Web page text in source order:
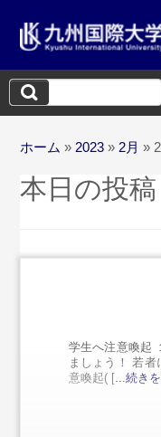
検
索:
ホーム » 2023 » 2月 »
本日の投稿
学生へ注意喚起
ましょう！ 若
意喚起( [...続き